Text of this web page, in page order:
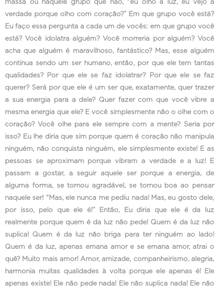
massa ou naquele grupo que não, “eu olho a luz, eu vejo a
verdade porque olho com coração?” Em que grupo você está?
Eu faço essa pergunta a cada um de vocês: em que grupo você
está? Você idolatra alguém? Você morreria por alguém? Você
acha que alguém é maravilhoso, fantástico? Mas, esse alguém
continua sendo um ser humano, então, por que ele tem tantas
qualidades? Por que ele se faz idolatrar? Por que ele se faz
querer? Será por que ele é um ser que, exatamente, quer trazer
a sua energia para a dele? Quer fazer com que você vibre a
mesma energia que ele? E você simplesmente não o olhe com o
coração? Você olhe para ele sempre com a mente? Seria por
isso? Eu lhe diria que sim porque quem é coração não manipula
ninguém, não conquista ninguém, ele simplesmente existe! E as
pessoas se aproximam porque vibram a verdade e a luz! E
passam a gostar, a seguir aquele ser porque a energia, de
alguma forma, se tornou agradável, se tornou boa ao pensar
naquele ser! “Mas, ele nunca me pediu nada! Mas, eu gosto dele,
por isso, pelo que ele é!” Então, Eu diria que ele é da luz
realmente porque quem é da luz não pede! Quem é da luz não
suplica! Quem é da luz não briga para ter ninguém ao lado!
Quem é da luz, apenas emana amor e se emana amor, atrai o
quê? Muito mais amor! Amor, amizade, companheirismo, alegria,
harmonia muitas qualidades à volta porque ele apenas é! Ele
apenas existe! Ele não pede nada! Ele não suplica nada! Ele não